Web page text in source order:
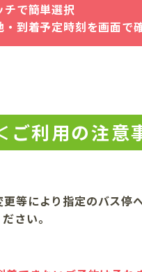
で簡単選択
到着予定時刻を画面で
ご利⽤の注意
等により指定のバス停
さい。